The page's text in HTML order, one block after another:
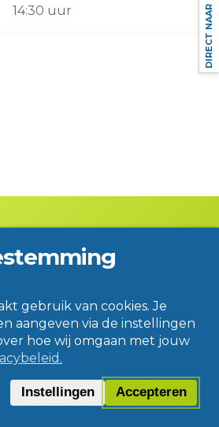
14:30 uur
P. Thijsse College
DIRECT NAAR
gebruik van cookies. Je
aangeven via de instellingen
hoe wij omgaan met jouw
Instellingen Accepteren